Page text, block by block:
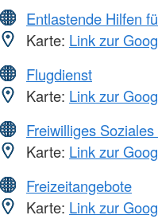
Entlastende Hilfen
Karte: Link zur
Flugdienst
Karte: Link zur
Freiwilliges
Karte: Link zur
Freizeitangebote
Karte: Link zur